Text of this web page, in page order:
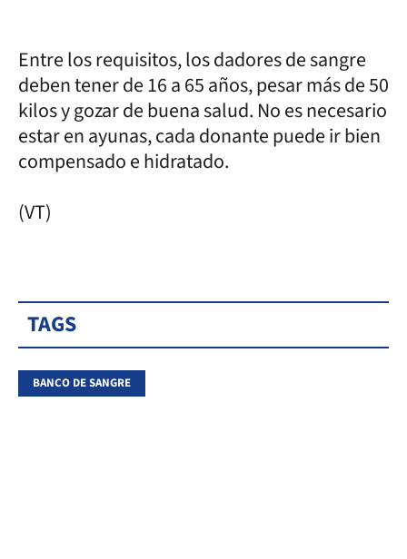
Entre los requisitos, los dadores de sangre
deben tener de 16 a 65 años, pesar más de 50
kilos y gozar de buena salud. No es necesario
estar en ayunas, cada donante puede ir bien
compensado e hidratado.
(VT)
TAGS
BANCO DE SANGRE